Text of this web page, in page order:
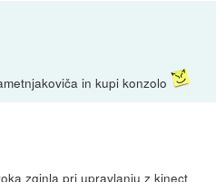
in kupi konzolo
zginla pri upravlanju z kinect